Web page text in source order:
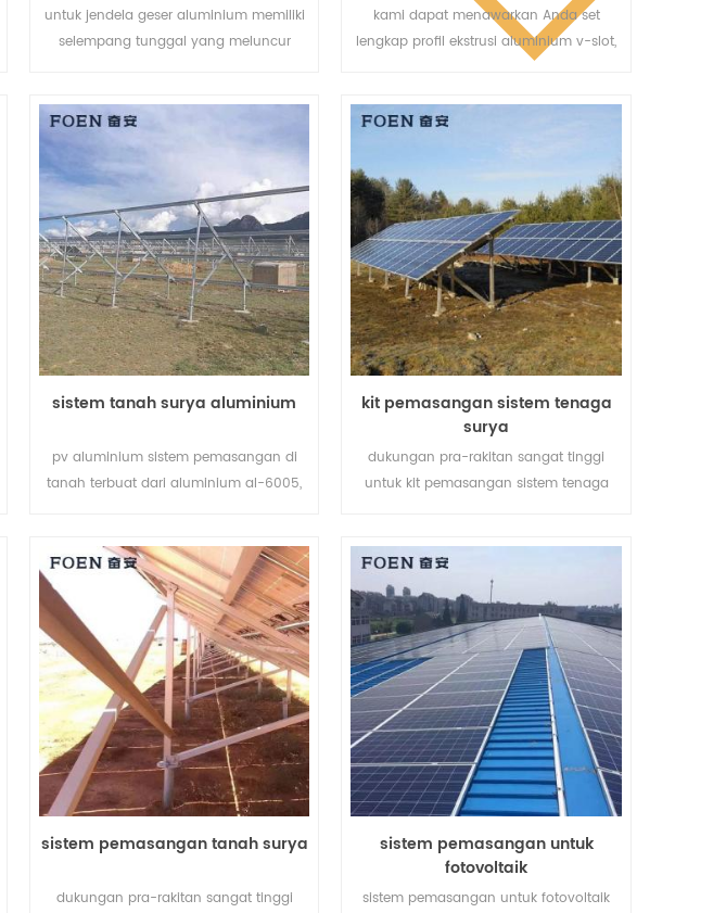
untuk jendela geser aluminium memiliki
selempang tunggal yang meluncur
selempang tidak terbuka ke luar,
selempang ini adalah pilihan yang
sangat baik untuk kamar yang
menghadap jalan setapak, beranda,
atau geladak, ini jendela geser
kustomisasi kami sepenuhnya.
kami dapat menawarkan Anda set
lengkap profil ekstrusi aluminium v-slot,
sistem tanah surya aluminium
pv aluminium sistem pemasangan di
tanah terbuat dari aluminium al-6005,
baik.
kit pemasangan sistem tenaga
surya
dukungan pra-rakitan sangat tinggi
untuk kit pemasangan sistem tenaga
waktu pemasangan.
sistem pemasangan tanah surya
dukungan pra-rakitan sangat tinggi
sistem pemasangan untuk
fotovoltaik
sistem pemasangan untuk fotovoltaik